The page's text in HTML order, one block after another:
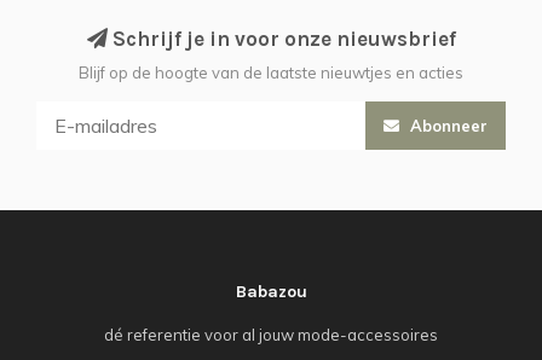
Schrijf je in voor onze nieuwsbrief
Blijf op de hoogte van de laatste nieuwtjes en acties
Abonneer
Babazou
dé referentie voor al jouw mode-accessoires